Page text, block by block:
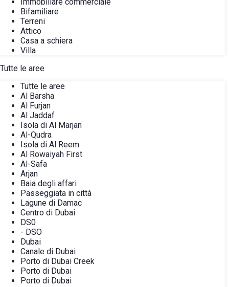
Bifamiliare
Terreni
Attico
Casa a schiera
Villa
Tutte le aree
Tutte le aree
Al Barsha
Al Furjan
Al Jaddaf
Isola di Al Marjan
Al-Qudra
Isola di Al Reem
Al Rowaiyah First
Al-Safa
Arjan
Baia degli affari
Passeggiata in città
Lagune di Damac
Centro di Dubai
DS0
- DSO
Dubai
Canale di Dubai
Porto di Dubai Creek
Porto di Dubai
Porto di Dubai